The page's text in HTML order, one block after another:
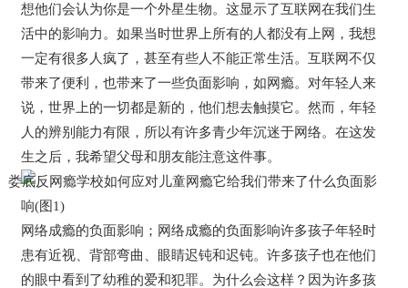
想他们会认为你是一个外星生物。这显示了互联网在我们生
活中的影响力。如果当时世界上所有的人都没有上网，我想
一定有很多人疯了，甚至有些人不能正常生活。互联网不仅
带来了便利，也带来了一些负面影响，如网瘾。对年轻人来
说，世界上的一切都是新的，他们想去触摸它。然而，年轻
人的辨别能力有限，所以有许多青少年沉迷于网络。在这发
生之后，我希望父母和朋友能注意这件事。
网络成瘾的负面影响；网络成瘾的负面影响许多孩子年轻时
患有近视、背部弯曲、眼睛迟钝和迟钝。许多孩子也在他们
的眼中看到了幼稚的爱和犯罪。为什么会这样？因为许多孩